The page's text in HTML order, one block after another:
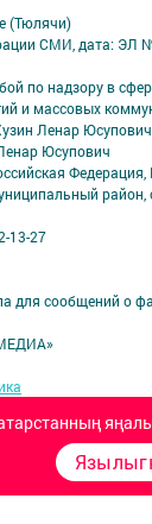
(Тюлячи)
СМИ, дата: ЭЛ
по надзору в
и массовых
Ленар Юсупович
Юсупович
Федерация,
район,
⁠13-⁠27
для сообщений о
для
отменить в